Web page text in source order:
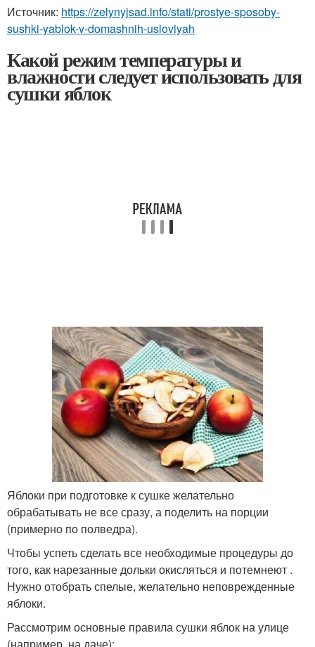
Источник: https://zelynyjsad.info/stati/prostye-sposoby-
sushki-yablok-v-domashnih-usloviyah
Какой режим температуры и
влажности следует использовать для
сушки яблок
Яблоки при подготовке к сушке желательно
обрабатывать не все сразу, а поделить на порции
(примерно по полведра).
Чтобы успеть сделать все необходимые процедуры до
того, как нарезанные дольки окисляться и потемнеют .
Нужно отобрать спелые, желательно неповрежденные
яблоки.
Рассмотрим основные правила сушки яблок на улице
(например, на даче):